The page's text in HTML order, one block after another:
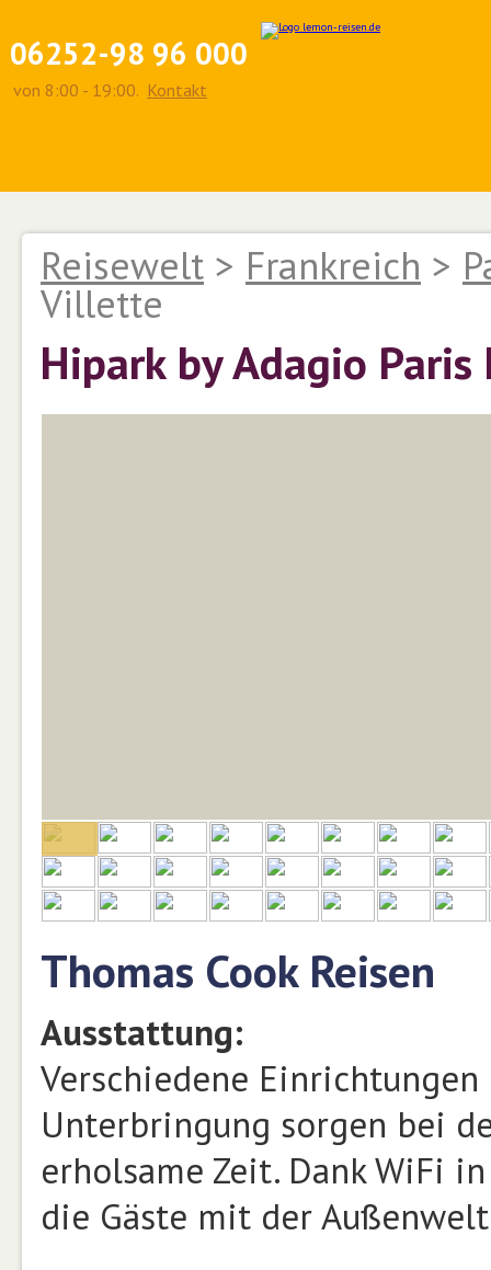
06252-98 96 000
von 8:00 - 19:00. Kontakt
Reisewelt > Frankreich >
Villette
Hipark by Adagio
Thomas Cook Reisen
Ausstattung:
Verschiedene
Unterbringung sorgen bei
erholsame Zeit. Dank WiFi
die Gäste mit der